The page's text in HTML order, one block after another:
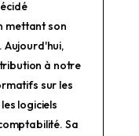
mettant son
Aujourd'hui,
à notre
sur les
logiciels
Sa